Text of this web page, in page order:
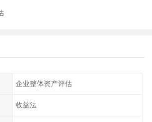
企业整体资产评估
收益法